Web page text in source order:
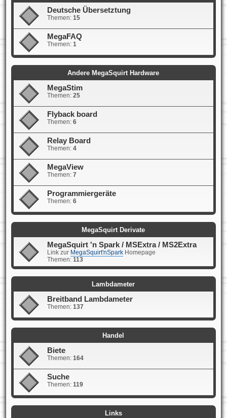
Deutsche Übersetztung
Themen: 15
MegaFAQ
Themen: 1
Andere MegaSquirt Hardware
MegaStim
Themen: 25
Flyback board
Themen: 6
Relay Board
Themen: 4
MegaView
Themen: 7
Programmiergeräte
Themen: 6
MegaSquirt Derivate
MegaSquirt 'n Spark / MSExtra / MS2Extra
Link zur MegaSquirt'nSparkHomepage
Themen: 113
Lambdameter
Breitband Lambdameter
Themen: 137
Handel
Biete
Themen: 164
Suche
Themen: 119
Links